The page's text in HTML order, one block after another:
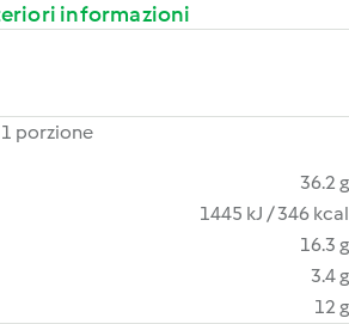
informazioni
porzione
36.2 g
1445 kJ / 346 kcal
16.3 g
3.4 g
12 g